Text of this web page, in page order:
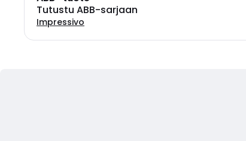
Tutustu ABB-sarjaan
Impressivo